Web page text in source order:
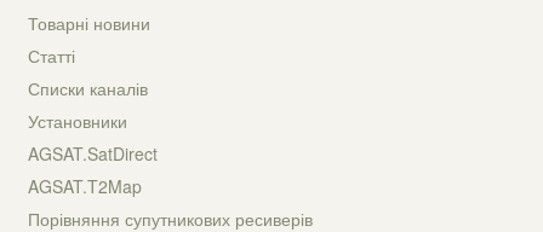
Товарні новини
Статті
Списки каналів
Установники
AGSAT.SatDirect
AGSAT.T2Map
Порівняння супутникових ресиверів